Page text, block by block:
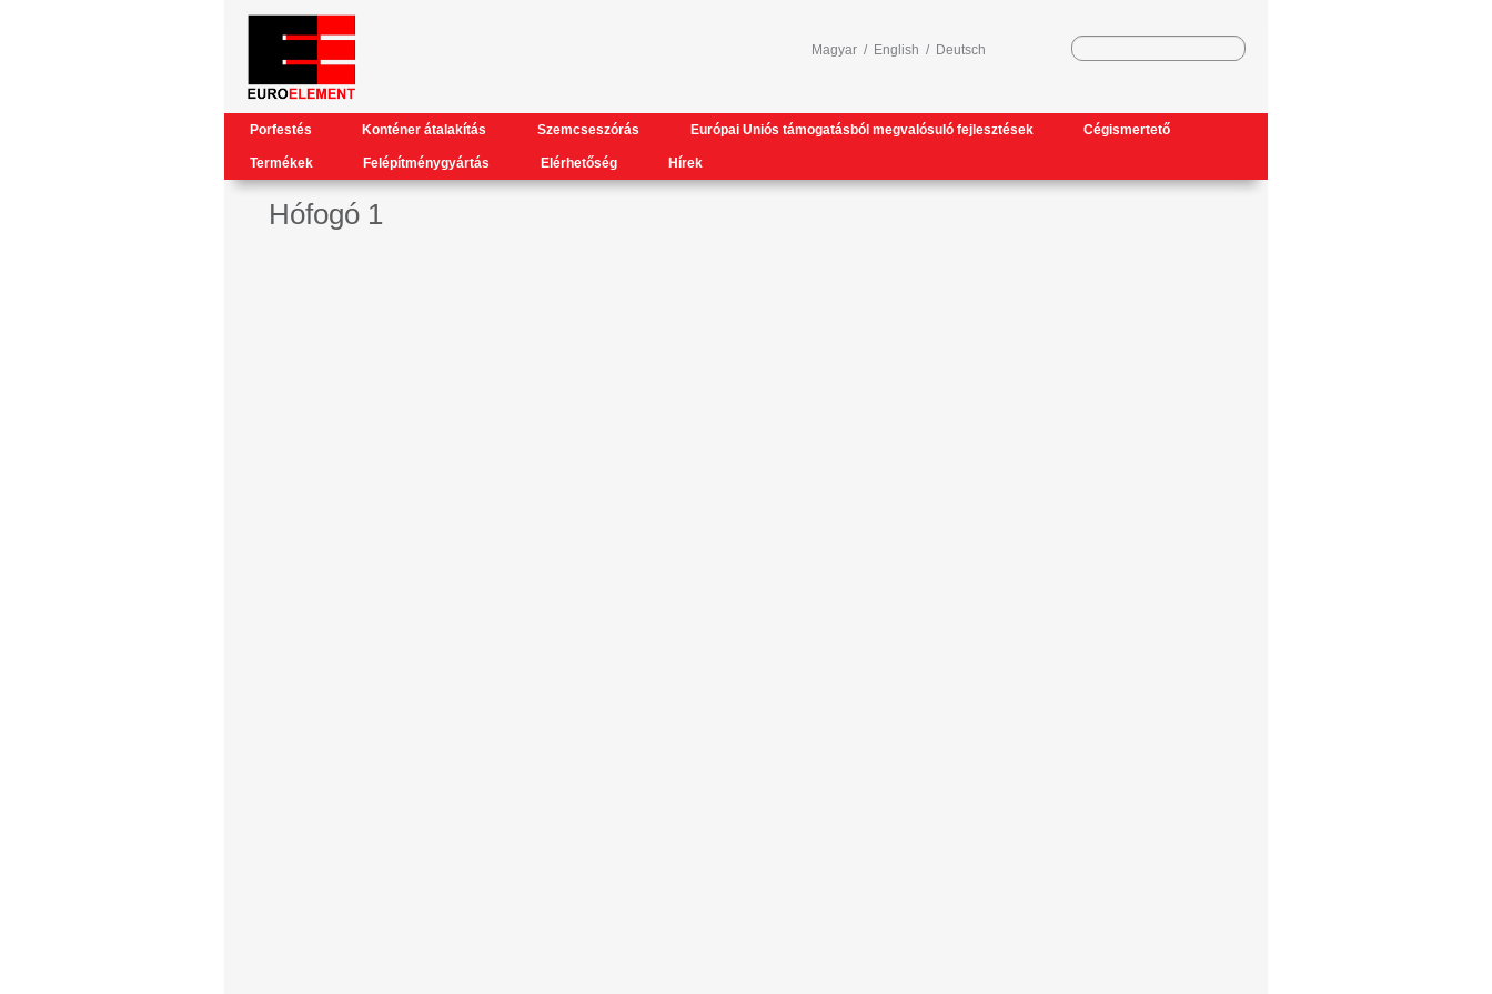
Magyar / English / Deutsch
Porfestés Konténer átalakítás Szemcseszórás Európai Uniós támogatásból megvalósuló fejlesztések Cégismertető
Termékek Felépítménygyártás Elérhetőség Hírek
Hófogó 1